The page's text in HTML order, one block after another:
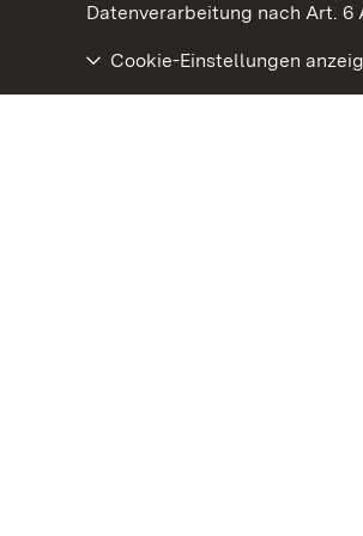
Datenverarbeitung nach Art. 6
Cookie-Einstellungen